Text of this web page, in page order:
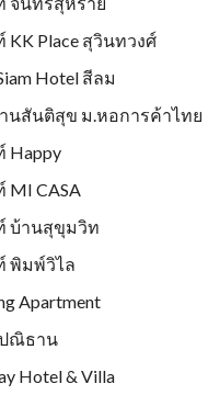
KK Place สุวินทวงศ์
Hotel สีลม
นสันติสุข ม.หอการค้าไทย
Happy
MI CASA
บ้านสุขุมวิท
พิมพ์วิไล
Apartment
ณิธาน
Hotel & Villa